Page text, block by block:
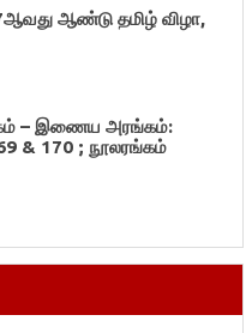
ஆண்டு தமிழ் விழா,
– இணைய அரங்கம்:
& 170 ; நூலரங்கம்